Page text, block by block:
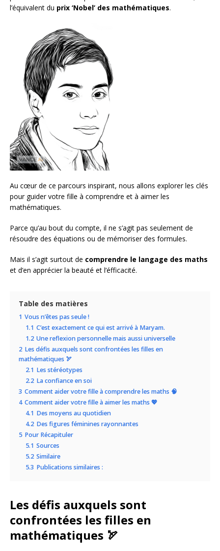
l’équivalent du prix ‘Nobel’ des mathématiques.
Au cœur de ce parcours inspirant, nous allons explorer les clés
pour guider votre fille à comprendre et à aimer les
mathématiques.
Parce qu’au bout du compte, il ne s’agit pas seulement de
résoudre des équations ou de mémoriser des formules.
Mais il s’agit surtout de comprendre le langage des maths
et d’en apprécier la beauté et l’éfficacité.
Table des matières
1 Vous n’êtes pas seule !
1.1 C’est exactement ce qui est arrivé à Maryam.
1.2 Une reflexion personnelle mais aussi universelle
2 Les défis auxquels sont confrontées les filles en
mathématiques 🏹
2.1 Les stéréotypes
2.2 La confiance en soi
3 Comment aider votre fille à comprendre les maths 🧠
4 Comment aider votre fille à aimer les maths 💖
4.1 Des moyens au quotidien
4.2 Des figures féminines rayonnantes
5 Pour Récapituler
5.1 Sources
5.2 Similaire
5.3 Publications similaires :
Les défis auxquels sont
confrontées les filles en
mathématiques 🏹